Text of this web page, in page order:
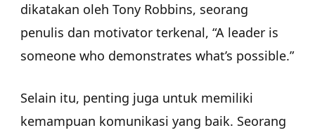
dikatakan oleh Tony Robbins, seorang
penulis dan motivator terkenal, “A leader is
someone who demonstrates what’s possible.”
Selain itu, penting juga untuk memiliki
kemampuan komunikasi yang baik. Seorang